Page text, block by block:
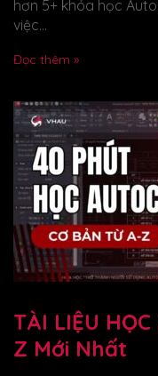
hơn 5+ khóa học
việc...
Đọc thêm »
TÀI LIỆU
Z Mới Nhất